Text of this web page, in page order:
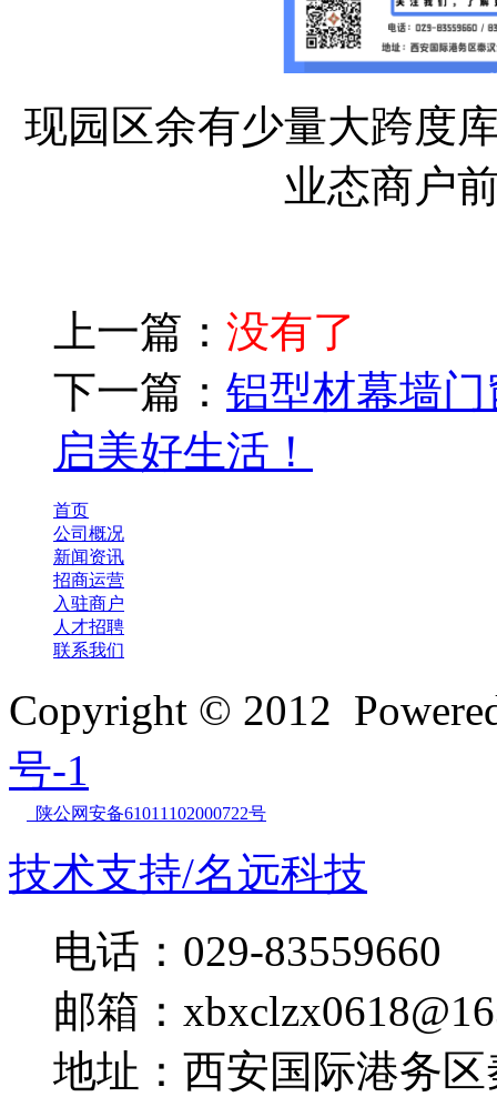
现园区余有少量大跨度
业态商户
上一篇： 没有了
下一篇： 铝型材幕墙
启美好生活！
首页
公司概况
新闻资讯
招商运营
入驻商户
人才招聘
联系我们
Copyright © 2012
号-1
陕公网安备61011102000722号
技术支持/名远科技
电话：029-83559660
邮箱：
地址：西安国际港务